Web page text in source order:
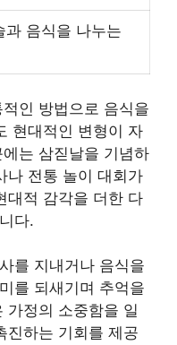
과 음식을 나누는
인 방법으로 음식을
현대적인 변형이 자
는 삼짇날을 기념하
나 전통 놀이 대회가
대적 감각을 더한 다
다.
를 지내거나 음식을
를 되새기며 추억을
가정의 소중함을 일
진하는 기회를 제공